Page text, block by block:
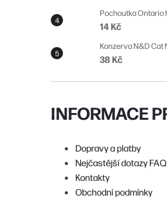
í
p
a
n
e
l
Pochoutka Ontario
14 Kč
Konzerva N&D Cat
38 Kč
INFORMACE
Dopravy a platby
Nejčastější dotazy FAQ
Kontakty
Obchodní podmínky